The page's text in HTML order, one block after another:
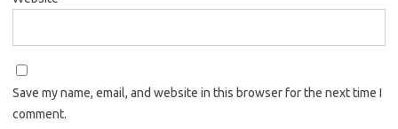
Save my name, email, and website in this browser for the next time I
comment.